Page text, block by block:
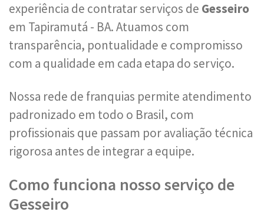
experiência de contratar serviços de Gesseiro
em Tapiramutá - BA. Atuamos com
transparência, pontualidade e compromisso
com a qualidade em cada etapa do serviço.
Nossa rede de franquias permite atendimento
padronizado em todo o Brasil, com
profissionais que passam por avaliação técnica
rigorosa antes de integrar a equipe.
Como funciona nosso serviço de
Gesseiro